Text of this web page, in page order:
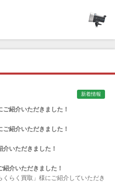
アンドアーティスト)
新着情報
ご紹介いただきました！
ご紹介いただきました！
介いただきました！
紹介いただきました！
らく買取」様にご紹介していただき